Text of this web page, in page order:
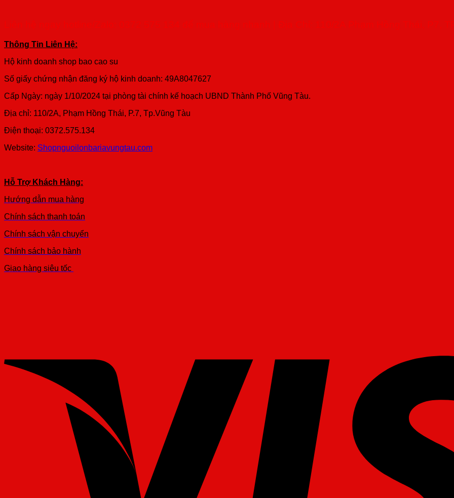
Thông Tin Liên Hệ:
Hộ kinh doanh shop bao cao su
Số giấy chứng nhận đăng ký hộ kinh doanh: 49A8047627
Cấp Ngày: ngày 1/10/2024 tại phòng tài chính kế hoạch UBND Thành Phố Vũng Tàu.
Địa chỉ: 110/2A, Phạm Hồng Thái, P.7, Tp.Vũng Tàu
Điện thoại: 0372.575.134
Website: Shopnguoilonbariavungtau.com
Hỗ Trợ Khách Hàng:
Hướng dẫn mua hàng
Chính sách thanh toán
Chính sách vận chuyển
Chính sách bảo hành
Giao hàng siêu tốc